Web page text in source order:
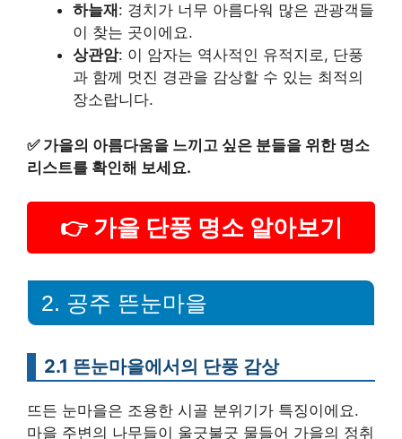
하늘재 : 경치가 너무 아름다워 많은 관광객들
이 찾는 곳이에요.
상관암: 이 암자는 역사적인 유적지로, 단풍
과 함께 멋진 경관을 감상할 수 있는 최적의
장소랍니다.
✅ 가을의 아름다움을 느끼고 싶은 분들을 위한 명소
리스트를 확인해 보세요.
👉 가을 단풍 명소 알아보기
2. 공주 뜬눈마을
2.1 뜬눈마을에서의 단풍 감상
뜨든 눈마을은 조용한 시골 분위기가 특징이에요.
마을 주변의 나무들이 울긋불긋 물들어 가을의 정취